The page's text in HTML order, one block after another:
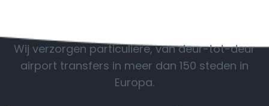
Wij verzorgen particuliere, van deur-tot-deur
airport transfers in meer dan 150 steden in
Europa.